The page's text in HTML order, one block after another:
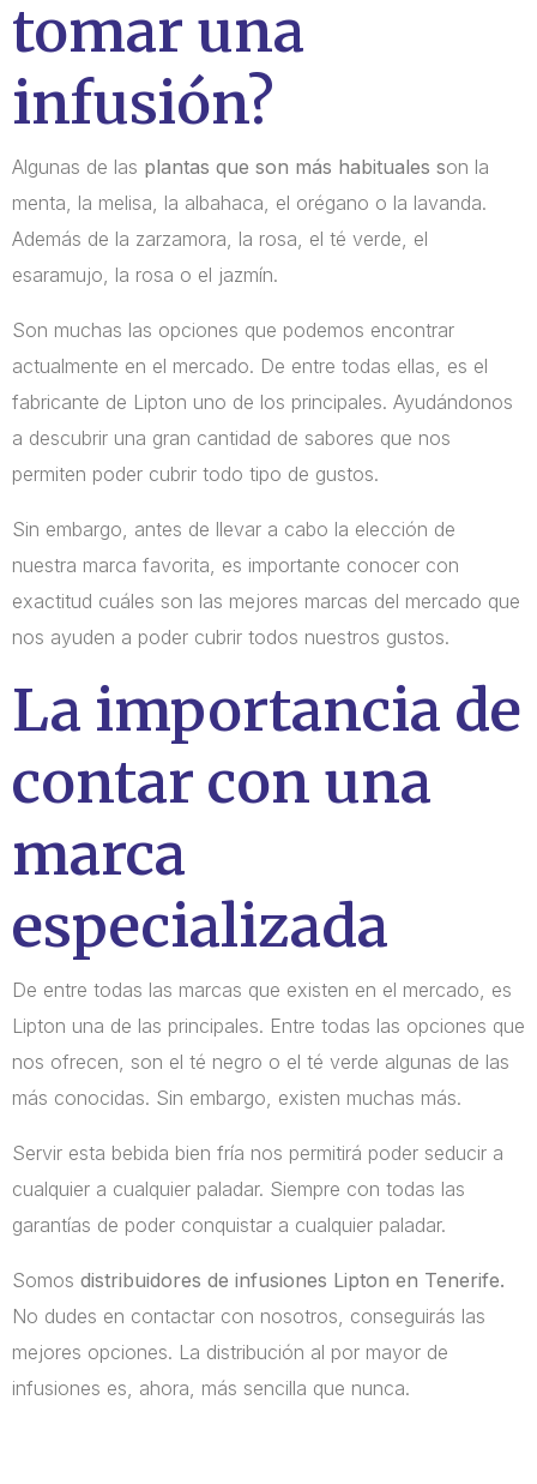
tomar una
infusión?
Algunas de las plantas que son más habituales son la
menta, la melisa, la albahaca, el orégano o la lavanda.
Además de la zarzamora, la rosa, el té verde, el
esaramujo, la rosa o el jazmín.
Son muchas las opciones que podemos encontrar
actualmente en el mercado. De entre todas ellas, es el
fabricante de Lipton uno de los principales. Ayudándonos
a descubrir una gran cantidad de sabores que nos
permiten poder cubrir todo tipo de gustos.
Sin embargo, antes de llevar a cabo la elección de
nuestra marca favorita, es importante conocer con
exactitud cuáles son las mejores marcas del mercado que
nos ayuden a poder cubrir todos nuestros gustos.
La importancia de
contar con una
marca
especializada
De entre todas las marcas que existen en el mercado, es
Lipton una de las principales. Entre todas las opciones que
nos ofrecen, son el té negro o el té verde algunas de las
más conocidas. Sin embargo, existen muchas más.
Servir esta bebida bien fría nos permitirá poder seducir a
cualquier a cualquier paladar. Siempre con todas las
garantías de poder conquistar a cualquier paladar.
Somos distribuidores de infusiones Lipton en Tenerife.
No dudes en contactar con nosotros, conseguirás las
mejores opciones. La distribución al por mayor de
infusiones es, ahora, más sencilla que nunca.